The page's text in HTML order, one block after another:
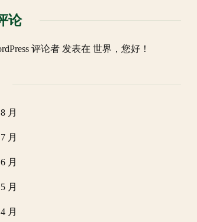
论
评论者发表在 世界，您好！
月
月
月
月
月